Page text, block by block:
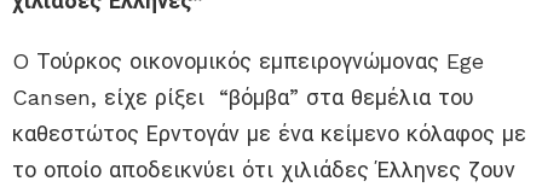
O Τούρκος οικονομικός εμπειρογνώμονας Ege
Cansen, είχε ρίξει “βόμβα” στα θεμέλια του
καθεστώτος Ερντογάν με ένα κείμενο κόλαφος με
το οποίο αποδεικνύει ότι χιλιάδες Έλληνες ζουν